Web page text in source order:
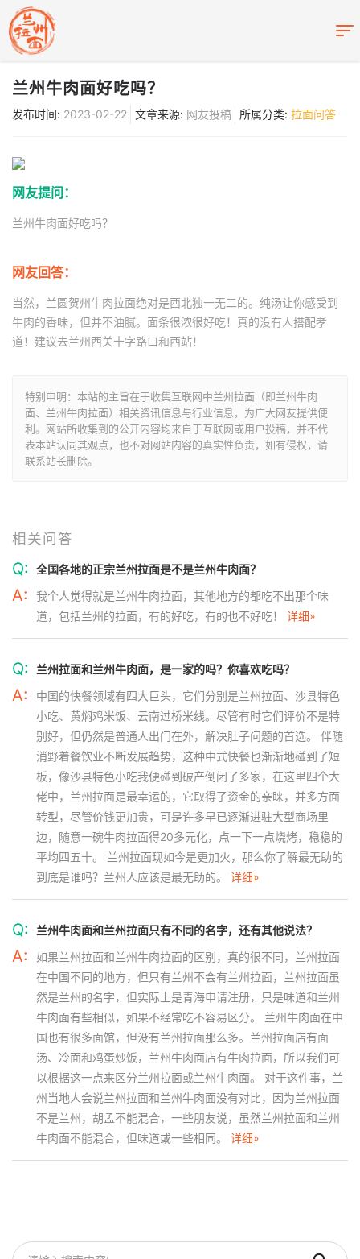
兰州牛肉面好吃吗？
发布时间: 2023-02-22 文章来源: 网友投稿 所属分类: 拉面问答
网友提问：
兰州牛肉面好吃吗？
网友回答：
当然，兰圆贺州牛肉拉面绝对是西北独一无二的。纯汤让你感受到
牛肉的香味，但并不油腻。面条很浓很好吃！真的没有人搭配孝
道！建议去兰州西关十字路口和西站！
特别申明：本站的主旨在于收集互联网中兰州拉面（即兰州牛肉
面、兰州牛肉拉面）相关资讯信息与行业信息，为广大网友提供便
利。网站所收集到的公开内容均来自于互联网或用户投稿，并不代
表本站认同其观点，也不对网站内容的真实性负责，如有侵权，请
联系站长删除。
相关问答
Q: 全国各地的正宗兰州拉面是不是兰州牛肉面？
A:
我个人觉得就是兰州牛肉拉面，其他地方的都吃不出那个味
道，包括兰州的拉面，有的好吃，有的也不好吃！ 详细»
Q: 兰州拉面和兰州牛肉面，是一家的吗？你喜欢吃吗？
A:
中国的快餐领域有四大巨头，它们分别是兰州拉面、沙县特色
小吃、黄焖鸡米饭、云南过桥米线。尽管有时它们评价不是特
别好，但仍然是普通人出门在外，解决肚子问题的首选。 伴随
消野着餐饮业不断发展趋势，这种中式快餐也渐渐地碰到了短
板，像沙县特色小吃我便碰到破产倒闭了多家，在这里四个大
佬中，兰州拉面是最幸运的，它取得了资金的亲睐，并多方面
转型，尽管价钱更加贵，可是许多早已逐渐进驻大型商场里
边，随意一碗牛肉拉面得20多元化，点一下一点烧烤，稳稳的
平均四五十。 兰州拉面现如今是更加火，那么你了解最无助的
到底是谁吗？兰州人应该是最无助的。 详细»
Q: 兰州牛肉面和兰州拉面只有不同的名字，还有其他说法？
A:
如果兰州拉面和兰州牛肉拉面的区别，真的很不同，兰州拉面
在中国不同的地方，但只有兰州不会有兰州拉面，兰州拉面虽
然是兰州的名字，但实际上是青海申请注册，只是味道和兰州
牛肉面有些相似，如果不经常吃不容易区分。 兰州牛肉面在中
国也有很多面馆，但没有兰州拉面那么多。兰州拉面店有面
汤、冷面和鸡蛋炒饭，兰州牛肉面店有牛肉拉面，所以我们可
以根据这一点来区分兰州拉面或兰州牛肉面。 对于这件事，兰
州当地人会说兰州拉面和兰州牛肉面没有对比，因为兰州拉面
不是兰州，胡孟不能混合，一些朋友说，虽然兰州拉面和兰州
牛肉面不能混合，但味道或一些相同。 详细»